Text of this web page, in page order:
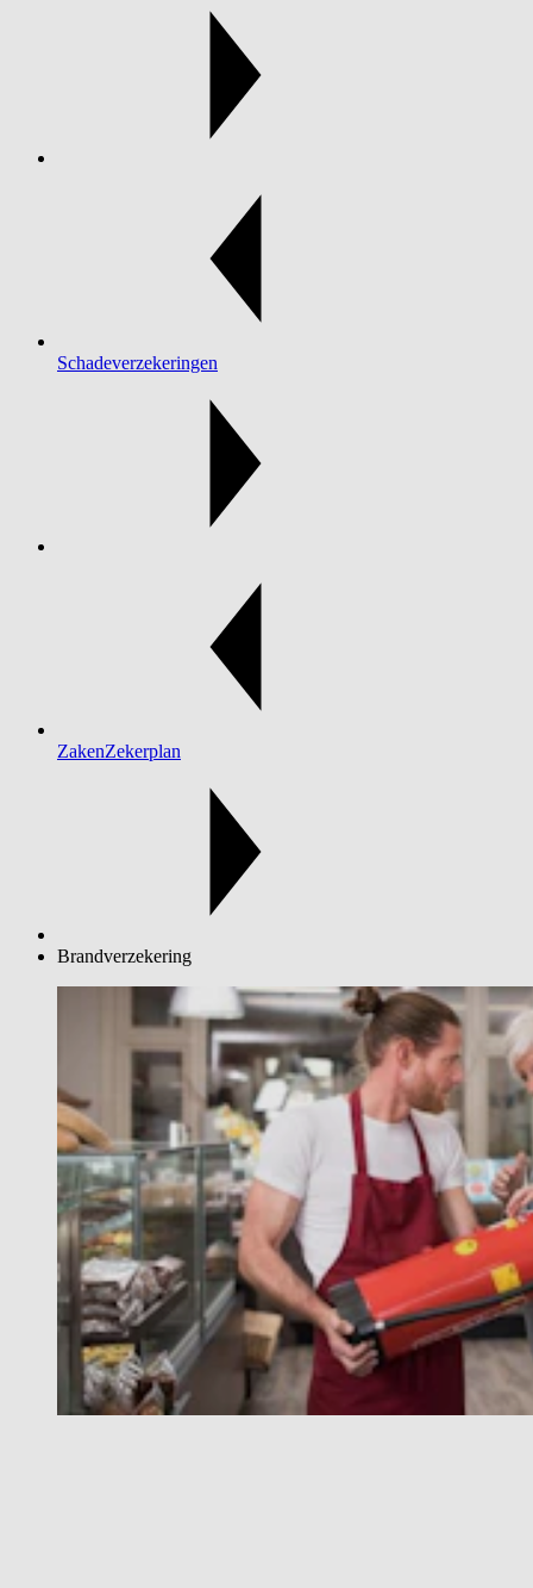
Schadeverzekeringen
ZakenZekerplan
Brandverzekering